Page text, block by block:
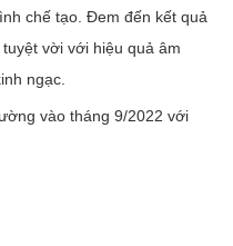
chế tạo. Đem đến kết quả
vời với hiệu quả âm
ngạc.
vào tháng 9/2022 với